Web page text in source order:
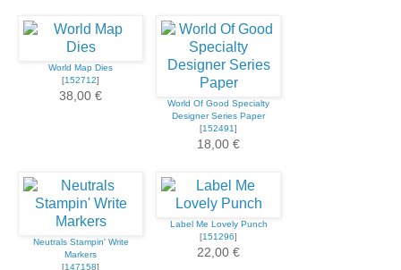
World Map Dies
[152712]
38,00 €
World Of Good Specialty
Designer Series Paper
[152491]
18,00 €
Neutrals Stampin' Write
Markers
[147158]
Label Me Lovely Punch
[151296]
22,00 €